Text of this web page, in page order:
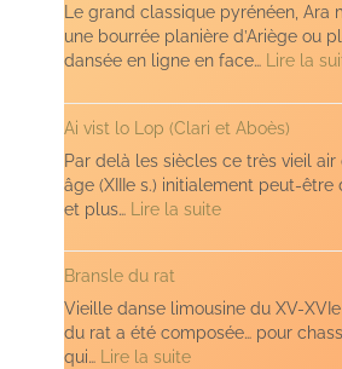
Le grand classique pyrénéen, Ara
une bourrée planière d’Ariège ou
dansée en ligne en face… Lire la
Ai vist lo Lop (Clari et Aboès)
Par delà les siècles ce très vieil air
âge (XIIIe s.) initialement peut-être
et plus… Lire la suite:
vist
Lop
(Clari
Bransle du rat
Vieille danse limousine du XV-
du rat a été composée… pour
qui… Lire la suite: